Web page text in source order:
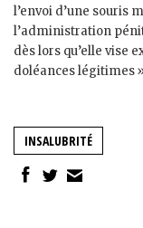
l’envoi d’une souris
l’administration
dès lors qu’elle vise
doléances légitimes
INSALUBRITÉ